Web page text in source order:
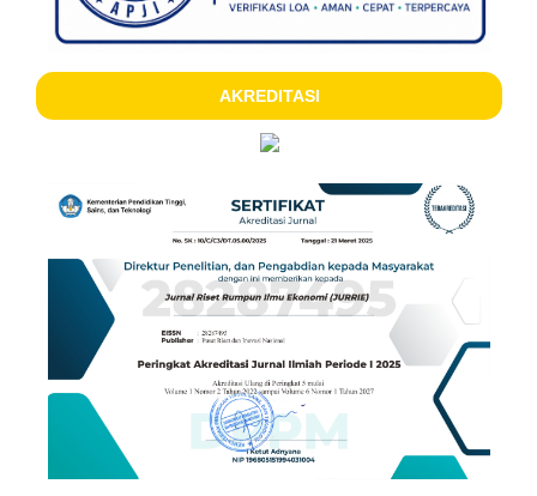
AKREDITASI